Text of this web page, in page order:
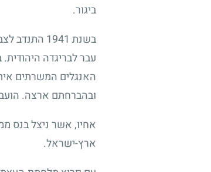
ביגור.
בשנת 1941 התנדב
עבר לבריגדה
האנגלים המשרתים
ובהברחתם ארצה.
אחיו, אשר ניצל בנס
ארץ-ישראל.